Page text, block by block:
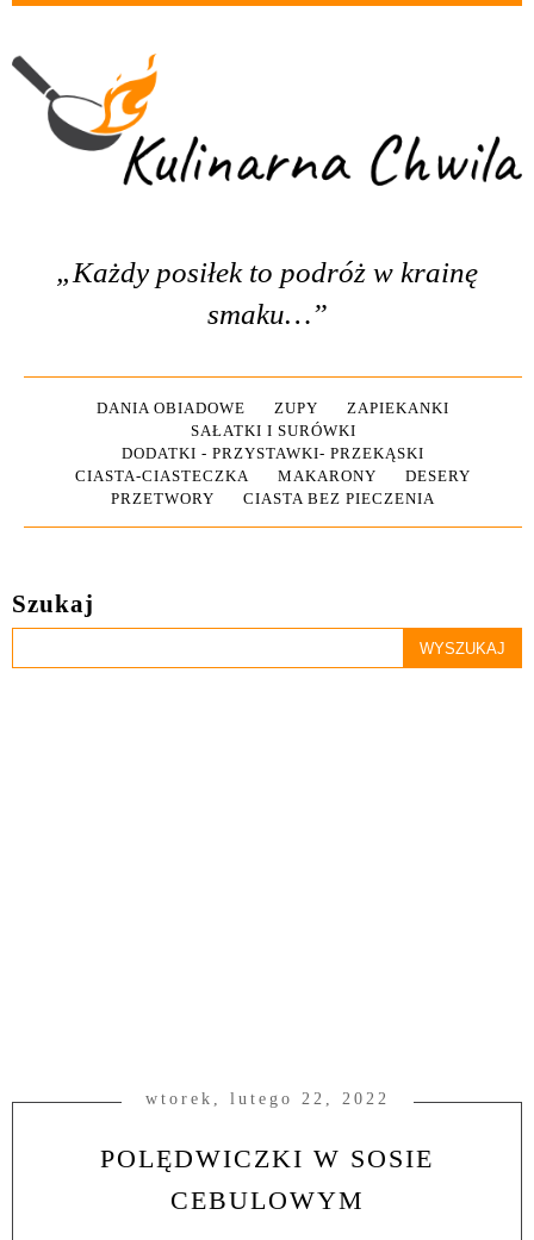
„Każdy posiłek to podróż w krainę
smaku…”
DANIA OBIADOWE ZUPY
ZAPIEKANKI
SAŁATKI I SURÓWKI
DODATKI - PRZYSTAWKI- PRZEKĄSKI
CIASTA-CIASTECZKA
MAKARONY
DESERY
PRZETWORY
CIASTA BEZ PIECZENIA
Szukaj
wtorek, lutego 22, 2022
POLĘDWICZKI W SOSIE
CEBULOWYM